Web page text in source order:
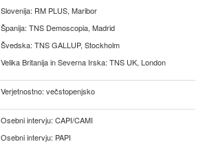
Slovenija: RM PLUS, Maribor
Španija: TNS Demoscopia, Madrid
Švedska: TNS GALLUP, Stockholm
Velika Britanija in Severna Irska: TNS UK, London
Verjetnostno: večstopenjsko
Osebni intervju: CAPI/CAMI
Osebni intervju: PAPI